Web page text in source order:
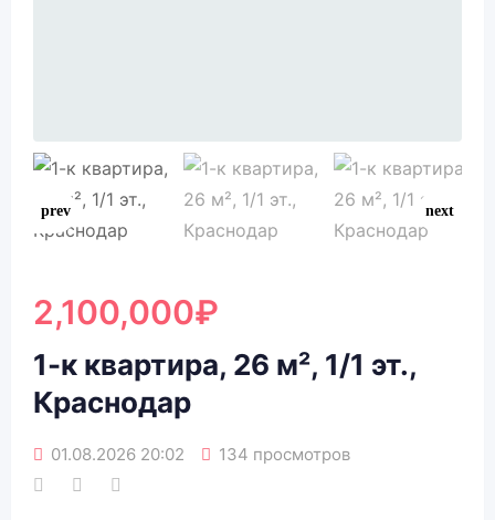
2,100,000₽
1-к квартира, 26 м², 1/1 эт.,
Краснодар
01.08.2026 20:02 134 просмотров